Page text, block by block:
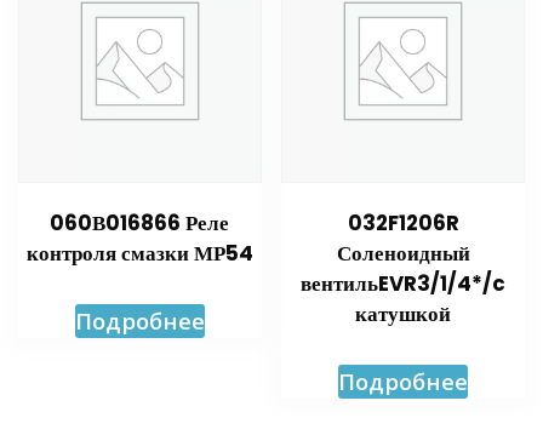
060В016866 Реле
контроля смазки МР54
Подробнее
032F1206R
Соленоидный
вентильEVR3/1/4*/c
катушкой
Подробнее